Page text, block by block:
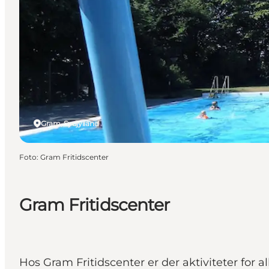
Gram Fritidscenter
Hos Gram Fritidscenter er der aktiviteter for
Gram, Sydjylland
Foto: Gram Fritidscenter